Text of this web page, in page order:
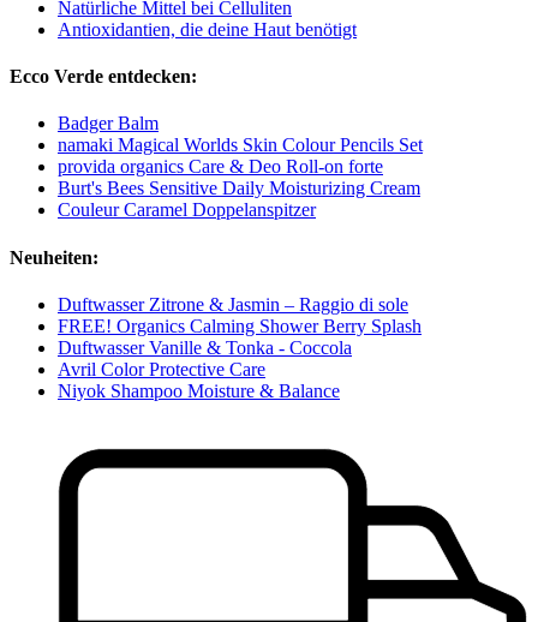
Natürliche Mittel bei Celluliten
Antioxidantien, die deine Haut benötigt
Ecco Verde entdecken:
Badger Balm
namaki Magical Worlds Skin Colour Pencils Set
provida organics Care & Deo Roll-on forte
Burt's Bees Sensitive Daily Moisturizing Cream
Couleur Caramel Doppelanspitzer
Neuheiten:
Duftwasser Zitrone & Jasmin – Raggio di sole
FREE! Organics Calming Shower Berry Splash
Duftwasser Vanille & Tonka - Coccola
Avril Color Protective Care
Niyok Shampoo Moisture & Balance